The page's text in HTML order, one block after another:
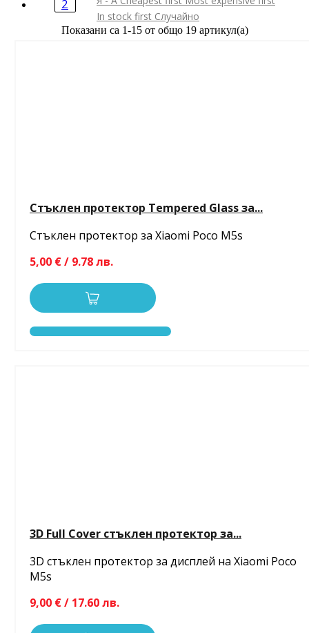
In stock first Случайно
Показани са 1-15 от общо 19 артикул(а)
Стъклен протектор Tempered Glass за...
Стъклен протектор за Xiaomi Poco M5s
5,00 € / 9.78 лв.
3D Full Cover стъклен протектор за...
3D стъклен протектор за дисплей на Xiaomi Poco
M5s
9,00 € / 17.60 лв.
2